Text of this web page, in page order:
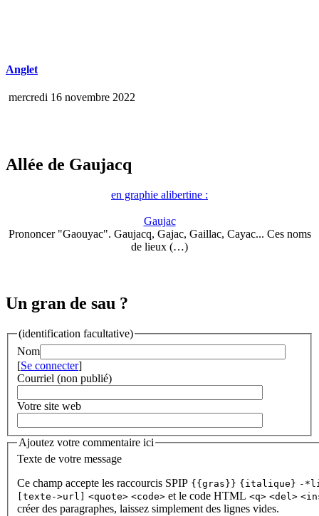
Anglet
mercredi 16 novembre 2022
Allée de Gaujacq
en graphie alibertine :
Gaujac
Prononcer "Gaouyac". Gaujacq, Gajac, Gaillac, Cayac... Ces noms
de lieux (…)
Un gran de sau ?
(identification facultative)
Nom
[Se connecter]
Courriel (non publié)
Votre site web
Ajoutez votre commentaire ici
Texte de votre message
Ce champ accepte les raccourcis SPIP {{gras}} {italique} -
[texte->url]
<quote> <code> et le code HTML <q> <del>
créer des paragraphes, laissez simplement des lignes vides.